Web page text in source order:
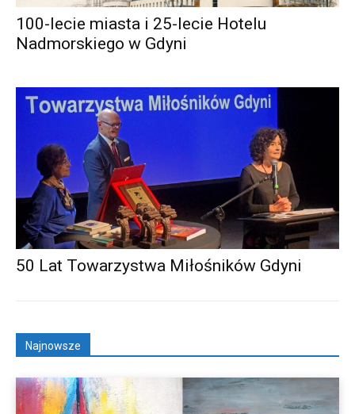
100-lecie miasta i 25-lecie Hotelu
Nadmorskiego w Gdyni
50 Lat Towarzystwa Miłośników Gdyni
Najnowsze